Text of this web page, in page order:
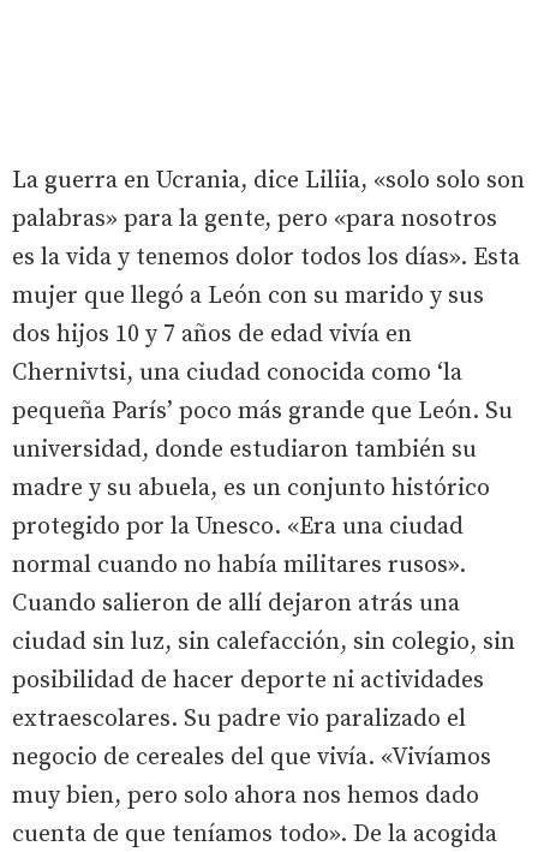
La guerra en Ucrania, dice Liliia, «solo solo son
palabras» para la gente, pero «para nosotros
es la vida y tenemos dolor todos los días». Esta
mujer que llegó a León con su marido y sus
dos hijos 10 y 7 años de edad vivía en
Chernivtsi, una ciudad conocida como ‘la
pequeña París’ poco más grande que León. Su
universidad, donde estudiaron también su
madre y su abuela, es un conjunto histórico
protegido por la Unesco. «Era una ciudad
normal cuando no había militares rusos».
Cuando salieron de allí dejaron atrás una
ciudad sin luz, sin calefacción, sin colegio, sin
posibilidad de hacer deporte ni actividades
extraescolares. Su padre vio paralizado el
negocio de cereales del que vivía. «Vivíamos
muy bien, pero solo ahora nos hemos dado
cuenta de que teníamos todo». De la acogida